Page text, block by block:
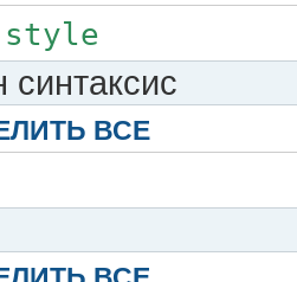
limit
justify
style
ВСЕ